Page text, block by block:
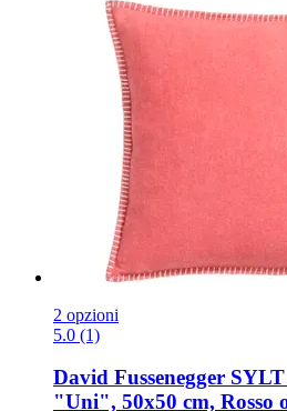
2 opzioni
5.0 (1)
David Fussenegger
"Uni", 50x50 cm, Rosso